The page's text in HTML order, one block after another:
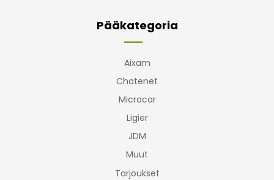
Pääkategoria
Aixam
Chatenet
Microcar
Ligier
JDM
Muut
Tarjoukset